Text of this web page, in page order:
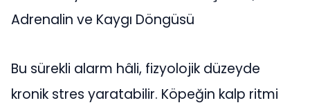
Adrenalin ve Kaygı Döngüsü
Bu sürekli alarm hâli, fizyolojik düzeyde
kronik stres yaratabilir. Köpeğin kalp ritmi